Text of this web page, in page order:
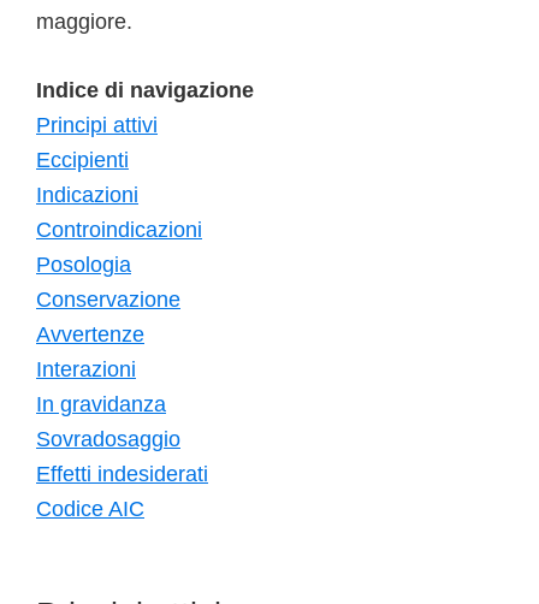
maggiore.
Indice di navigazione
Principi attivi
Eccipienti
Indicazioni
Controindicazioni
Posologia
Conservazione
Avvertenze
Interazioni
In gravidanza
Sovradosaggio
Effetti indesiderati
Codice AIC